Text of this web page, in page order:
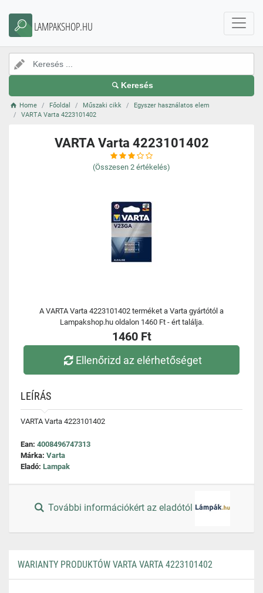
LAMPAKSHOP.HU
Keresés
Home Főoldal Műszaki cikk
Egyszer használatos elem
VARTA Varta 4223101402
VARTA Varta 4223101402
(Összesen 2 értékelés)
A VARTA Varta 4223101402 terméket a Varta gyártótól a
Lampakshop.hu oldalon 1460 Ft - ért találja.
1460 Ft
Ellenőrizd az elérhetőséget
LEÍRÁS
VARTA Varta 4223101402
Ean: 4008496747313
Márka: Varta
Eladó: Lampak
További információkért az eladótól
WARIANTY PRODUKTÓW VARTA VARTA 4223101402